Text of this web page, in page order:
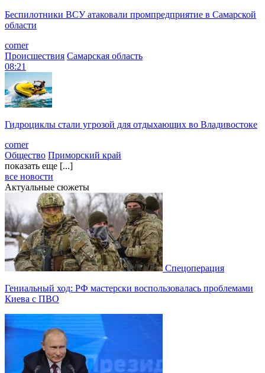
Беспилотники ВСУ атаковали промпредприятие в Самарской
области
corner
Происшествия Самарская область
08:21
Гидроциклы стали угрозой для отдыхающих во Владивостоке
corner
Общество Приморский край
показать еще [...]
все новости
Актуальные сюжеты
Спецоперация
Гениальный ход: РФ мастерски воспользовалась проблемами
Киева с ПВО